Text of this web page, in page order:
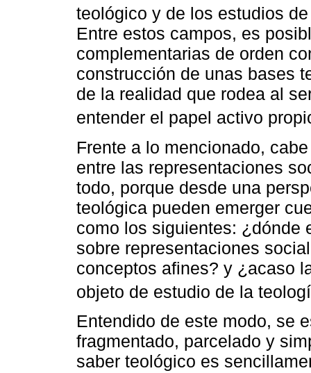
teológico y de los estudios
Entre estos campos, es
complementarias de orden
construcción de unas bases
de la realidad que rodea al
entender el papel activo
Frente a lo mencionado,
entre las representaciones
todo, porque desde una
teológica pueden emerger
como los siguientes: ¿dónde
sobre representaciones
conceptos afines? y ¿acaso
objeto de estudio de la
Entendido de este modo, se
fragmentado, parcelado y
saber teológico es